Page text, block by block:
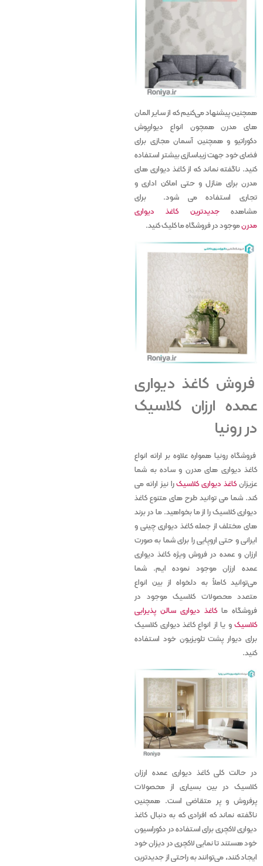
همچنین پیشنهاد می‌کنیم که از سایر المان
های مدرن همچون انواع دیوارپوش
دکوراتیو و همچنین آسمان مجازی برای
فضای خود جهت زیباسازی بیشتر استفاده
کنید. ناگفته نماند که از کاغذ دیواری های
مدرن برای منازل و حتی اماکن اداری و
تجاری استفاده می شود. برای
مشاهدهجدیدترین کاغذ دیواری
مدرنموجود در فروشگاه ما کلیک کنید.
فروش کاغذ دیواری
عمده ارزان کلاسیک
در رونیا
فروشگاه رونیا همواره علاوه بر ارائه انواع
کاغذ دیواری های مدرن و ساده به شما
عزیزانکاغذ دیواری کلاسیکرا نیز ارائه می
کند. شما می توانید طرح های متنوع کاغذ
دیواری کلاسیک را از ما بخواهید. ما در برند
های مختلف از جمله کاغذ دیواری چینی و
ایرانی و حتی اروپایی را برای شما به صورت
ارزان و عمده در فروش ویژه کاغذ دیواری
عمده ارزان موجود نموده ایم. شما
می‌توانید کاملاً به دلخواه از بین انواع
متعدد محصولات کلاسیک موجود در
فروشگاه ماکاغذ دیواری سالن پذیرایی
کلاسیک و یا از انواع کاغذ دیواری کلاسیک
برای دیوار پشت تلویزیون خود استفاده
کنید‌.
در حالت کلی کاغذ دیواری عمده ارزان
کلاسیک در بین بسیاری از محصولات
پرفروش و پر متقاضی است. همچنین
ناگفته نماند که افرادی که به دنبال کاغذ
دیواری لاکچری برای استفاده در دکوراسیون
خود هستند تا نمایی لاکچری در دیزان خود
ایجاد کنند، می‌توانند به راحتی از جدیدترین